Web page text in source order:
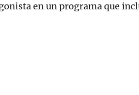
en un programa que